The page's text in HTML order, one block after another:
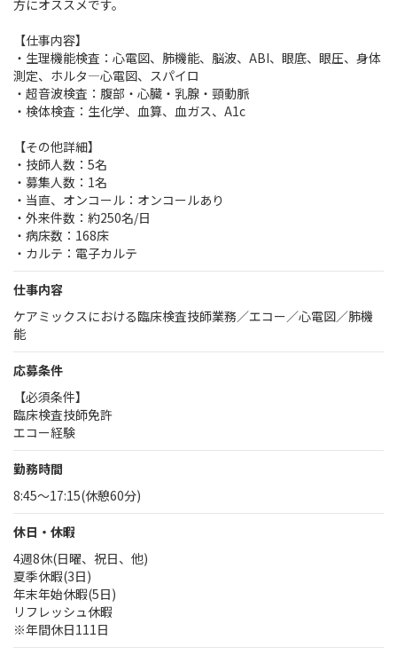
方にオススメです。
【仕事内容】
・生理機能検査：心電図、肺機能、脳波、ABI、眼底、眼圧、身体
測定、ホルタ―心電図、スパイロ
・超音波検査：腹部・心臓・乳腺・頸動脈
・検体検査：生化学、血算、血ガス、A1c
【その他詳細】
・技師人数：5名
・募集人数：1名
・当直、オンコール：オンコールあり
・外来件数：約250名/日
・病床数：168床
・カルテ：電子カルテ
仕事内容
ケアミックスにおける臨床検査技師業務／エコー／心電図／肺機
能
応募条件
【必須条件】
臨床検査技師免許
エコー経験
勤務時間
8:45～17:15(休憩60分)
休日・休暇
4週8休(日曜、祝日、他)
夏季休暇(3日)
年末年始休暇(5日)
リフレッシュ休暇
※年間休日111日